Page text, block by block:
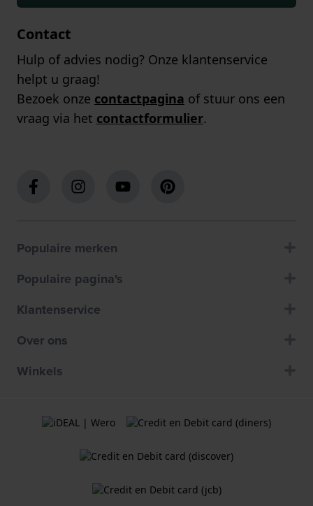
Contact
Hulp of advies nodig? Onze klantenservice
helpt u graag!
Bezoek onze contactpagina of stuur ons een
vraag via het contactformulier.
Populaire merken
Populaire pagina's
Klantenservice
Over ons
Winkels